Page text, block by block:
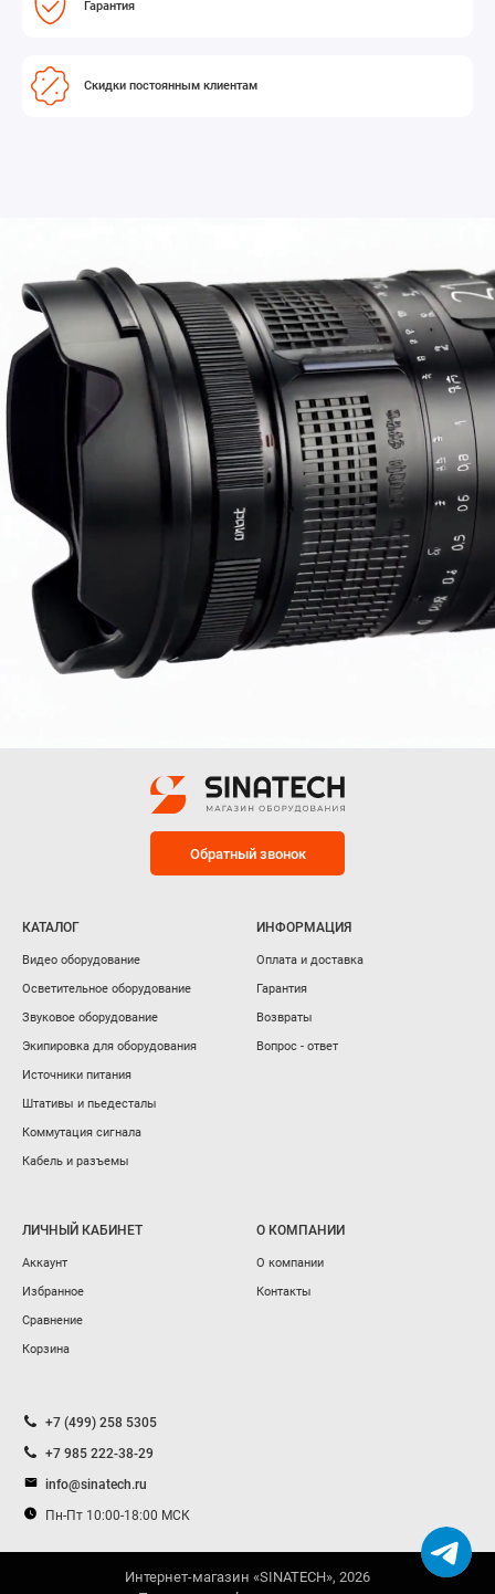
Гарантия
Скидки постоянным клиентам
Обратный звонок
КАТАЛОГ
Видео оборудование
Осветительное оборудование
Звуковое оборудование
Экипировка для оборудования
Источники питания
Штативы и пьедесталы
Коммутация сигнала
Кабель и разъемы
ИНФОРМАЦИЯ
Оплата и доставка
Гарантия
Возвраты
Вопрос - ответ
ЛИЧНЫЙ КАБИНЕТ
Аккаунт
Избранное
Сравнение
Корзина
О КОМПАНИИ
О компании
Контакты
+7 (499) 258 5305
+7 985 222-38-29
info@sinatech.ru
Пн-Пт 10:00-18:00 МСК
Интернет-магазин «SINATECH», 2026